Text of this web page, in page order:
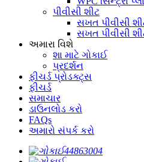
પીવીસી શીટ
સખત પીવીસી
સખત પીવીસી
અમારા વિશે
શા માટે ગોકાઈ
પ્રદર્શન
ફીચર્ડ પ્રોડક્ટ્સ
ફીચર્ડ
સમાચાર
ડાઉનલોડ કરો
FAQs
અમારો સંપર્ક કરો